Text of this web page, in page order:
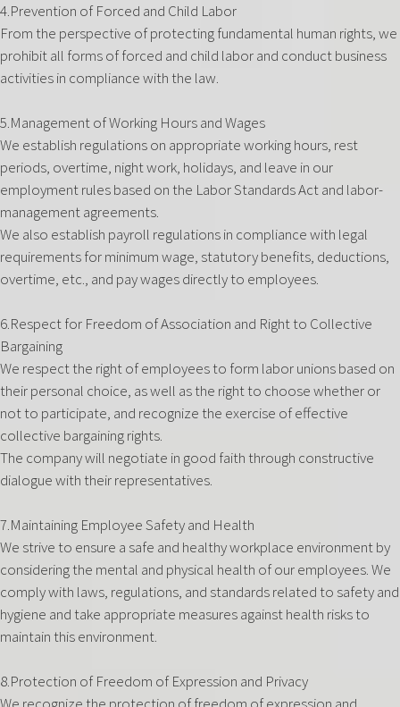
4.Prevention of Forced and Child Labor
From the perspective of protecting fundamental human rights, we
prohibit all forms of forced and child labor and conduct business
activities in compliance with the law.
5.Management of Working Hours and Wages
We establish regulations on appropriate working hours, rest
periods, overtime, night work, holidays, and leave in our
employment rules based on the Labor Standards Act and labor-
management agreements.
We also establish payroll regulations in compliance with legal
requirements for minimum wage, statutory benefits, deductions,
overtime, etc., and pay wages directly to employees.
6.Respect for Freedom of Association and Right to Collective
Bargaining
We respect the right of employees to form labor unions based on
their personal choice, as well as the right to choose whether or
not to participate, and recognize the exercise of effective
collective bargaining rights.
The company will negotiate in good faith through constructive
dialogue with their representatives.
7.Maintaining Employee Safety and Health
We strive to ensure a safe and healthy workplace environment by
considering the mental and physical health of our employees. We
comply with laws, regulations, and standards related to safety and
hygiene and take appropriate measures against health risks to
maintain this environment.‍
8.Protection of Freedom of Expression and Privacy